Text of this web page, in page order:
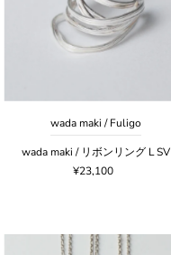
wada maki / Fuligo
wada maki / リボンリング L SV
¥23,100